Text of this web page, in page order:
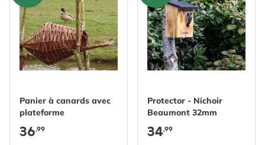
Panier à canards avec
plateforme
36,99
Protector - Nichoir
Beaumont 32mm
34,99